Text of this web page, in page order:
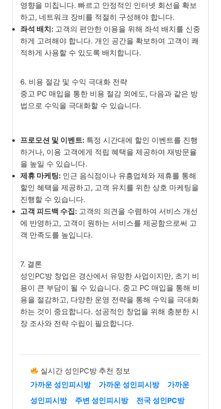
영향을 미칩니다. 빠르고 안정적인 인터넷 회선을 확보
하고, 네트워크 장비를 적절히 구성해야 합니다.
좌석 배치: 고객의 편안한 이용을 위해 좌석 배치를 신중
하게 고려해야 합니다. 개인 공간을 확보하여 고객이 쾌
적하게 사용할 수 있도록 배치합니다.
6. 비용 절감 및 수익 극대화 전략
중고 PC 매입을 통한 비용 절감 외에도, 다음과 같은 방
법으로 수익을 극대화할 수 있습니다.
프로모션 및 이벤트: 특정 시간대에 할인 이벤트를 진행
하거나, 이용 고객에게 적립 혜택을 제공하여 재방문율
을 높일 수 있습니다.
제휴 마케팅: 인근 음식점이나 유흥업체와 제휴를 통해
할인 혜택을 제공하고, 고객 유치를 위한 상호 마케팅을
진행할 수 있습니다.
고객 피드백 수집: 고객의 의견을 수렴하여 서비스 개선
에 반영하고, 고객이 원하는 서비스를 제공함으로써 고
객 만족도를 높입니다.
7. 결론
성인PC방 창업은 경산에서 유망한 사업이지만, 초기 비
용이 큰 부담이 될 수 있습니다. 중고 PC 매입을 통해 비
용을 절감하고, 다양한 운영 전략을 통해 수익을 극대화
하는 것이 중요합니다. 성공적인 창업을 위해 충분한 시
장 조사와 전략 수립이 필요합니다.
실시간 성인PC방 추천 정보
가까운 성인피시방
가까운 성인피시방
가까운
성인피시방
주변 성인피시방
전국 성인PC방